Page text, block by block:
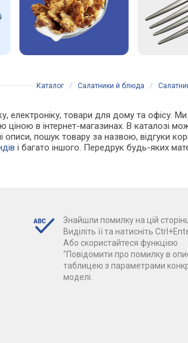
Каталог / Салатники й блюда /
електроніку, товари для дому та
в інтернет-магазинах. В каталозі
пошук товару за назвою, відгуки
і багато іншого. Передрук будь-яких
Знайшли помилку на цій
Виділіть її та натисніть
Або скористайтеся функцією
"Повідомити про помилку в
таблицею з параметрами
моделі.